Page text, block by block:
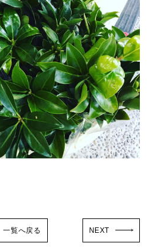
NEXT
一覧へ戻る